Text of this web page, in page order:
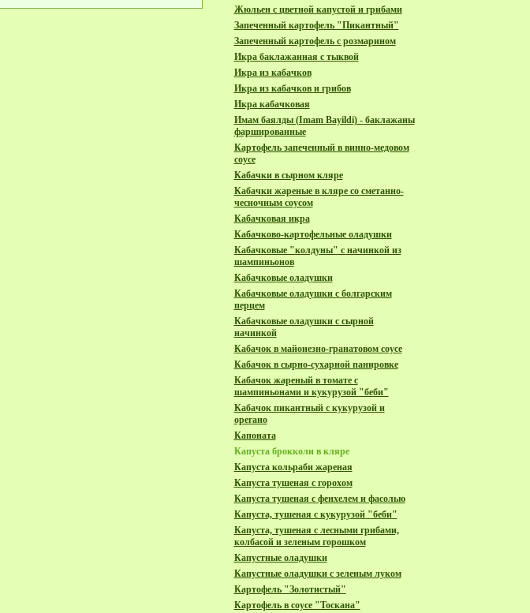
Жюльен с цветной капустой и грибами
Запеченный картофель "Пикантный"
Запеченный картофель с розмарином
Икра баклажанная с тыквой
Икра из кабачков
Икра из кабачков и грибов
Икра кабачковая
Имам баялды (Imam Bayildi) - баклажаны
фаршированные
Каpтофель запеченный в винно-медовом
соусе
Кабачки в сырном кляре
Кабачки жареные в кляре со сметанно-
чесночным соусом
Кабачковая икра
Кабачково-картофельные оладушки
Кабачковые "колдуны" с начинкой из
шампиньонов
Кабачковые оладушки
Кабачковые оладушки с болгарским
перцем
Кабачковые оладушки с сырной
начинкой
Кабачок в майонезно-гранатовом соусе
Кабачок в сырно-сухарной панировке
Кабачок жареный в томате с
шампиньонами и кукурузой "беби"
Кабачок пикантный с кукурузой и
орегано
Капоната
Капуста брокколи в кляре
Капуста кольраби жареная
Капуста тушеная с горохом
Капуста тушеная с фенхелем и фасолью
Капуста, тушеная с кукурузой "беби"
Капуста, тушеная с лесными грибами,
колбасой и зеленым горошком
Капустные оладушки
Капустные оладушки с зеленым луком
Картофель "Золотистый"
Картофель в соусе "Тоскана"